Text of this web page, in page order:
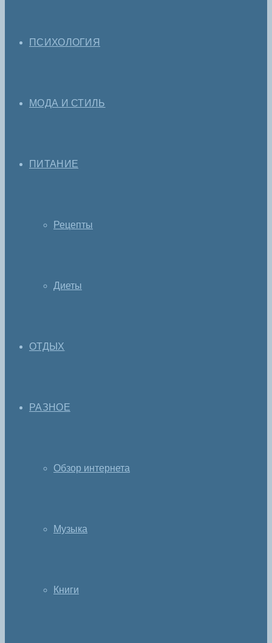
ПСИХОЛОГИЯ
МОДА И СТИЛЬ
ПИТАНИЕ
Рецепты
Диеты
ОТДЫХ
РАЗНОЕ
Обзор интернета
Музыка
Книги